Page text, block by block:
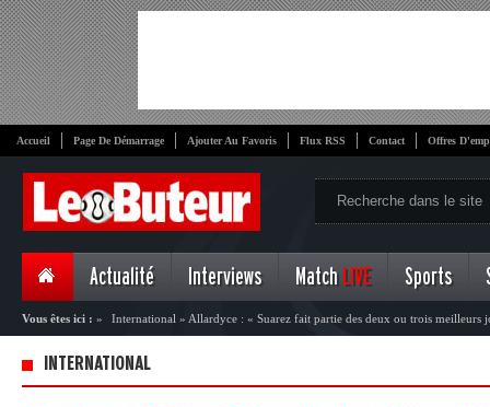
Accueil Page De Démarrage Ajouter Au Favoris Flux RSS Contact Offres
Actualité Interviews Match LIVE Sports
Vous êtes ici : » International » Allardyce : « Suarez fait partie des deux ou trois meilleurs
INTERNATIONAL